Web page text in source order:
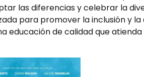
las diferencias y celebrar la
para promover la inclusión y
educación de calidad que atienda